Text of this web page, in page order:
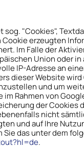
"Cookies",
erzeugten
Im Falle der
Union oder in
IP-Adresse an
dieser Website
und um
Rahmen von
der Cookies
nicht
und auf Ihre
das unter dem
.